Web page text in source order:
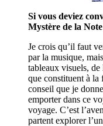
Si vous deviez
Mystère de la
Je crois qu’il faut
par la musique,
tableaux visuels,
que constituent à la
conseil que je
emporter dans ce
voyage. C’est
partent explorer